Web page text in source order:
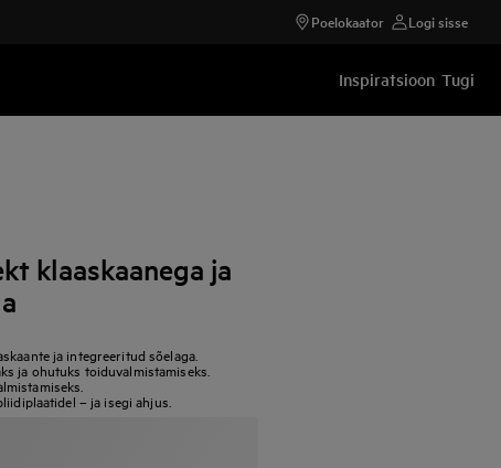
Poelokaator Logi sisse
Inspiratsioon Tugi
klaaskaanega ja
ja integreeritud sõelaga.
ja ohutuks toiduvalmistamiseks.
– ja isegi ahjus.